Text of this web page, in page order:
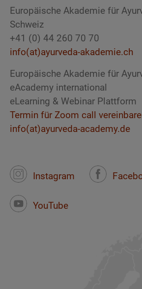
Europäische Akademie für
Schweiz
+41 (0) 44 260 70 70
info(at)ayurveda-akademie.ch
Europäische Akademie für
eAcademy international
eLearning & Webinar Plattform
Termin für Zoom call
info(at)ayurveda-academy.de
Instagram
YouTube